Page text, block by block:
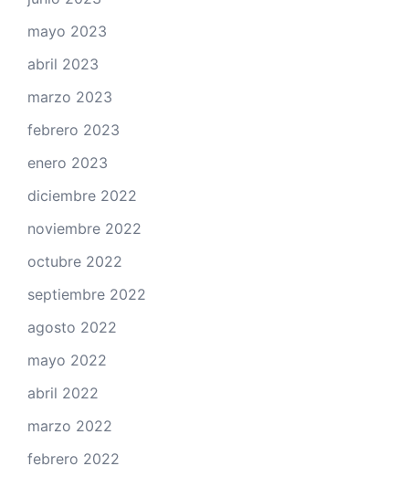
mayo 2023
abril 2023
marzo 2023
febrero 2023
enero 2023
diciembre 2022
noviembre 2022
octubre 2022
septiembre 2022
agosto 2022
mayo 2022
abril 2022
marzo 2022
febrero 2022